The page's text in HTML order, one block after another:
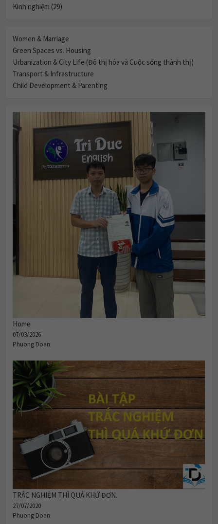
Kinh nghiệm (29)
Women & Marriage
Green Spaces vs. Housing
Urbanization & City Life (Đô thị hóa và Cuộc sống thành thị)
Transport & Infrastructure
Child Development & Parenting
Home
07/03/2026
Phuong Doan
TRẮC NGHIỆM THÌ QUÁ KHỨ ĐƠN.
27/07/2020
Phuong Doan